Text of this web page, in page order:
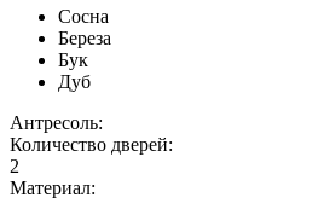
Сосна
Береза
Бук
Дуб
Антресоль:
Количество дверей:
2
Материал: